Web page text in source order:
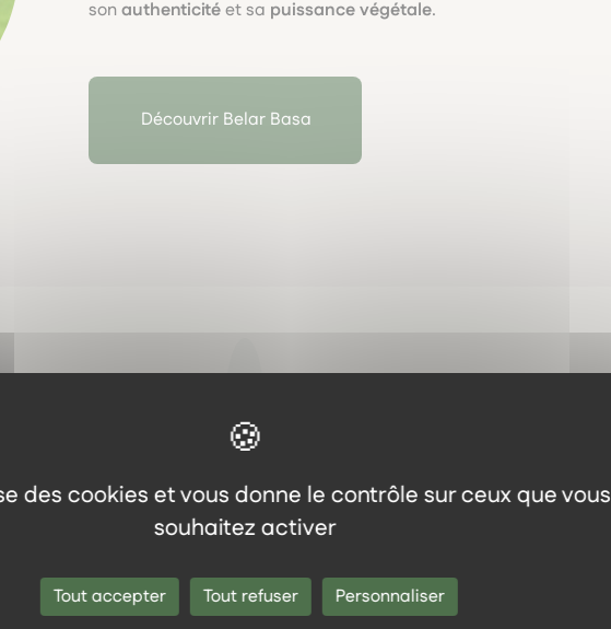
des cookies et vous donne le contrôle sur ceux que vous
souhaitez activer
Tout accepter Tout refuser Personnaliser
son authenticitéet sa puissance végétale.
Découvrir Belar Basa
Aller plus loin
autres produits dans la
même gamme